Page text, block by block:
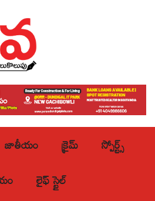
జాతీయం క్రైమ్
స్పోర్ట్స్
లైఫ్ స్టైల్